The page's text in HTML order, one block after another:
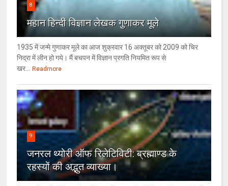
8
महान हिन्दी विज्ञान लेखक गुणाकर मूले
1935 में जन्मे गुणाकर मूले का आज शुक्रवार 16 अक्तूबर को 2009 को चिर
निद्रा में लीन हो गये। मैं बचपन में विज्ञान प्रगति नियमित रूप से
खर...
Readmore
9
जनरल थ्‍योरी ऑफ रिलेटिविटी: ब्रह्माण्‍ड के
रहस्‍यों की अद्भुत व्‍याख्‍या।